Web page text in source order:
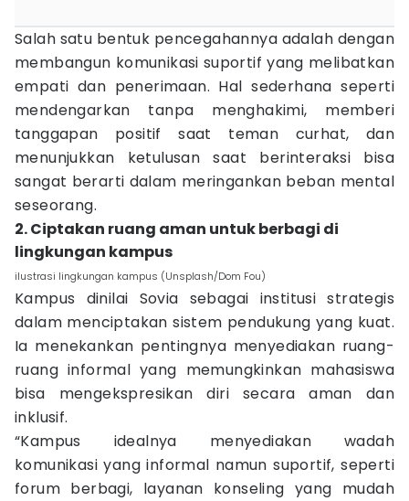
Salah satu bentuk pencegahannya adalah dengan
membangun komunikasi suportif yang melibatkan
empati dan penerimaan. Hal sederhana seperti
mendengarkan tanpa menghakimi, memberi
tanggapan positif saat teman curhat, dan
menunjukkan ketulusan saat berinteraksi bisa
sangat berarti dalam meringankan beban mental
seseorang.
2. Ciptakan ruang aman untuk berbagi di
lingkungan kampus
ilustrasi lingkungan kampus (Unsplash/Dom Fou)
Kampus dinilai Sovia sebagai institusi strategis
dalam menciptakan sistem pendukung yang kuat.
Ia menekankan pentingnya menyediakan ruang-
ruang informal yang memungkinkan mahasiswa
bisa mengekspresikan diri secara aman dan
inklusif.
“Kampus idealnya menyediakan wadah
komunikasi yang informal namun suportif, seperti
forum berbagi, layanan konseling yang mudah